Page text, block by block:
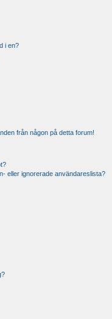
i en?
från någon på detta forum!
eller ignorerade användareslista?